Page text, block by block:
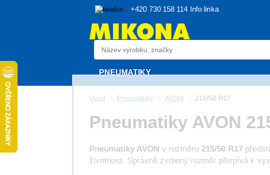
+420 730 158 114 Info linka
PNEUMATIKY
Úvod Pneumatiky AVON 215/50 R17
Pneumatiky AVON
Pneumatiky AVON v rozměru 215/50 R17
životnost. Správně zvolený rozměr přispívá k